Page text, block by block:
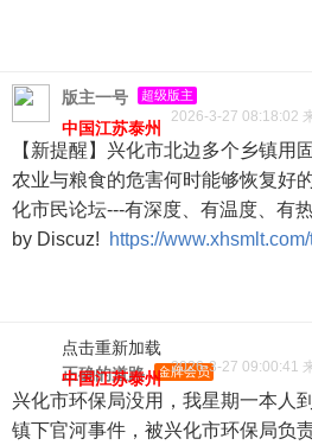
版主一号 超级版主
2026-3-27 08:18:02
中国江苏泰州
【新提醒】兴化市北边多个乡镇用
农业与粮食的危害何时能够恢复好
化市民论坛---有深度、有温度、有
by Discuz!
https://
点击重新加载
正确的道路 金牌会员
2026-3-27 09:00:41
中国江苏泰州
兴化市环保局没用，我星期一本人
镇下官河事件，被兴化市环保局负